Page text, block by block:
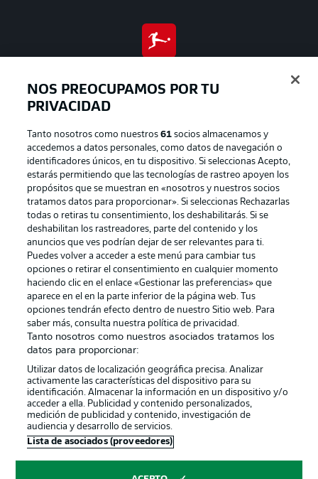
Publicidad Aviso legal
Gestionar las preferencias Declaracion de privacidad
Canales
Jugadores Condiciones de uso
Sello Editorial Contacto
NOS PREOCUPAMOS POR TU
PRIVACIDAD
Tanto nosotros como nuestros61 socios almacenamos y
accedemos a datos personales, como datos de navegación o
identificadores únicos, en tu dispositivo. Si seleccionas Acepto,
estarás permitiendo que las tecnologías de rastreo apoyen los
propósitos que se muestran en «nosotros y nuestros socios
tratamos datos para proporcionar». Si seleccionas Rechazarlas
todas o retiras tu consentimiento, los deshabilitarás. Si se
deshabilitan los rastreadores, parte del contenido y los
anuncios que ves podrían dejar de ser relevantes para ti.
Puedes volver a acceder a este menú para cambiar tus
opciones o retirar el consentimiento en cualquier momento
haciendo clic en el enlace «Gestionar las preferencias» que
aparece en el en la parte inferior de la página web. Tus
opciones tendrán efecto dentro de nuestro Sitio web. Para
saber más, consulta nuestra política de privacidad.
Tanto nosotros como nuestros asociados tratamos los
datos para proporcionar:
Utilizar datos de localización geográfica precisa. Analizar
activamente las características del dispositivo para su
identificación. Almacenar la información en un dispositivo y/o
acceder a ella. Publicidad y contenido personalizados,
medición de publicidad y contenido, investigación de
audiencia y desarrollo de servicios.
Lista de asociados (proveedores)